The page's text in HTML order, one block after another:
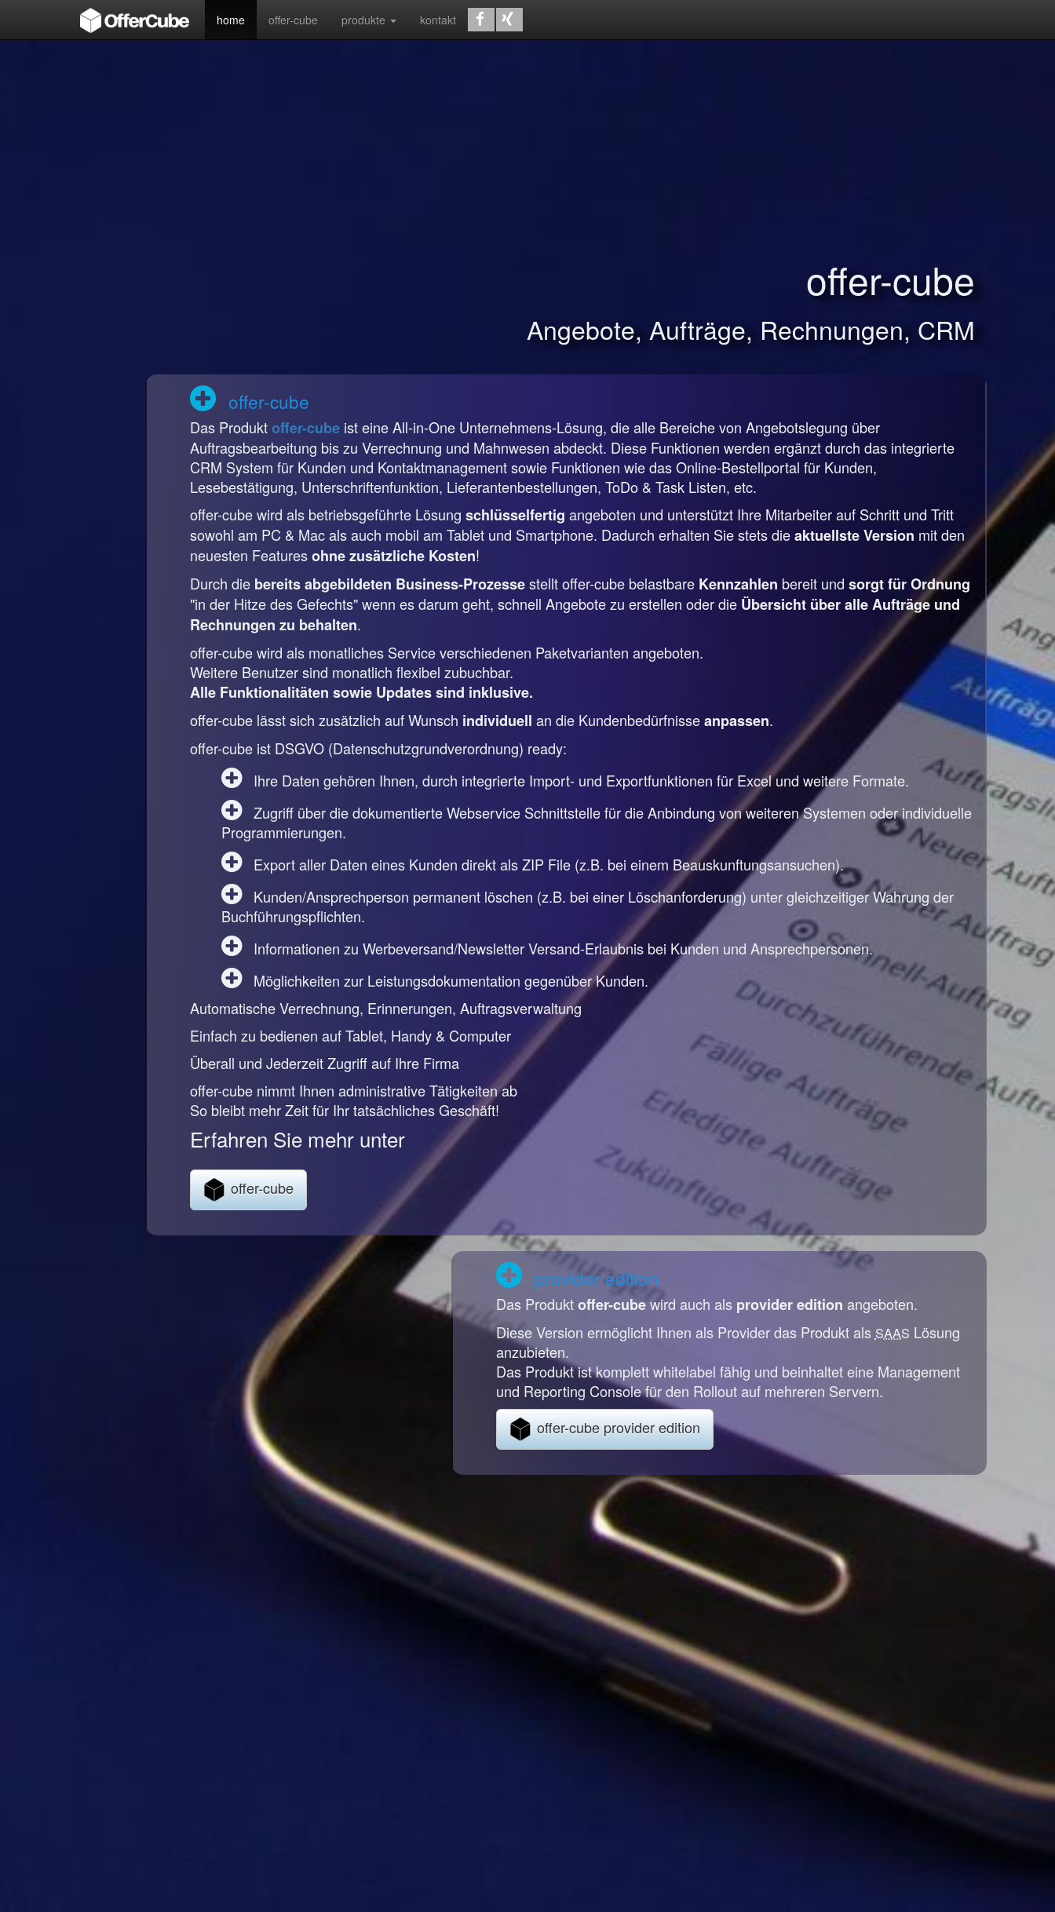
home offer-cube produkte kontakt
offer-cube
Angebote, Aufträge, Rechnungen, CRM
offer-cube
Das Produktoffer-cubeist eine All-in-One Unternehmens-Lösung, die alle Bereiche von Angebotslegung über
Auftragsbearbeitung bis zu Verrechnung und Mahnwesen abdeckt. Diese Funktionen werden ergänzt durch das integrierte
CRM System für Kunden und Kontaktmanagement sowie Funktionen wie das Online-Bestellportal für Kunden,
Lesebestätigung, Unterschriftenfunktion, Lieferantenbestellungen, ToDo & Task Listen, etc.
offer-cube wird als betriebsgeführte Lösung schlüsselfertig angeboten und unterstützt Ihre Mitarbeiter auf Schritt und Tritt
sowohl am PC & Mac als auch mobil am Tablet und Smartphone. Dadurch erhalten Sie stets dieaktuellste Version mit den
neuesten Featuresohne zusätzliche Kosten!
Durch die bereits abgebildeten Business-Prozessestellt offer-cube belastbare Kennzahlen bereit und sorgt für Ordnung
"in der Hitze des Gefechts" wenn es darum geht, schnell Angebote zu erstellen oder die Übersicht über alle Aufträge und
Rechnungen zu behalten.
offer-cube wird als monatliches Service verschiedenen Paketvarianten angeboten.
Weitere Benutzer sind monatlich flexibel zubuchbar.
Alle Funktionalitäten sowie Updates sind inklusive.
offer-cube lässt sich zusätzlich auf Wunsch individuell an die Kundenbedürfnisseanpassen.
offer-cube ist DSGVO (Datenschutzgrundverordnung) ready:
Ihre Daten gehören Ihnen, durch integrierte Import- und Exportfunktionen für Excel und weitere Formate.
Zugriff über die dokumentierte Webservice Schnittstelle für die Anbindung von weiteren Systemen oder individuelle
Programmierungen.
Export aller Daten eines Kunden direkt als ZIP File (z.B. bei einem Beauskunftungsansuchen).
Kunden/Ansprechperson permanent löschen (z.B. bei einer Löschanforderung) unter gleichzeitiger Wahrung der
Buchführungspflichten.
Informationen zu Werbeversand/Newsletter Versand-Erlaubnis bei Kunden und Ansprechpersonen.
Möglichkeiten zur Leistungsdokumentation gegenüber Kunden.
Automatische Verrechnung, Erinnerungen, Auftragsverwaltung
Einfach zu bedienen auf Tablet, Handy & Computer
Überall und Jederzeit Zugriff auf Ihre Firma
offer-cube nimmt Ihnen administrative Tätigkeiten ab
So bleibt mehr Zeit für Ihr tatsächliches Geschäft!
Erfahren Sie mehr unter
offer-cube
provider edition
Das Produktoffer-cubewird auch als provider edition angeboten.
Diese Version ermöglicht Ihnen als Provider das Produkt als SAAS Lösung
anzubieten.
Das Produkt ist komplett whitelabel fähig und beinhaltet eine Management
und Reporting Console für den Rollout auf mehreren Servern.
offer-cube provider edition